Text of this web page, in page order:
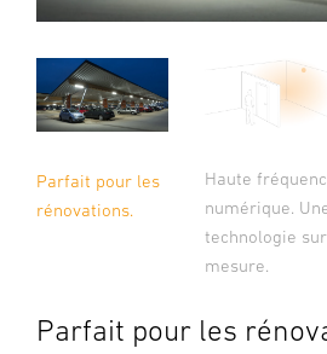
Parfait pour les
rénovations.
Haute
numérique.
technologie sur
mesure.
Parfait pour les